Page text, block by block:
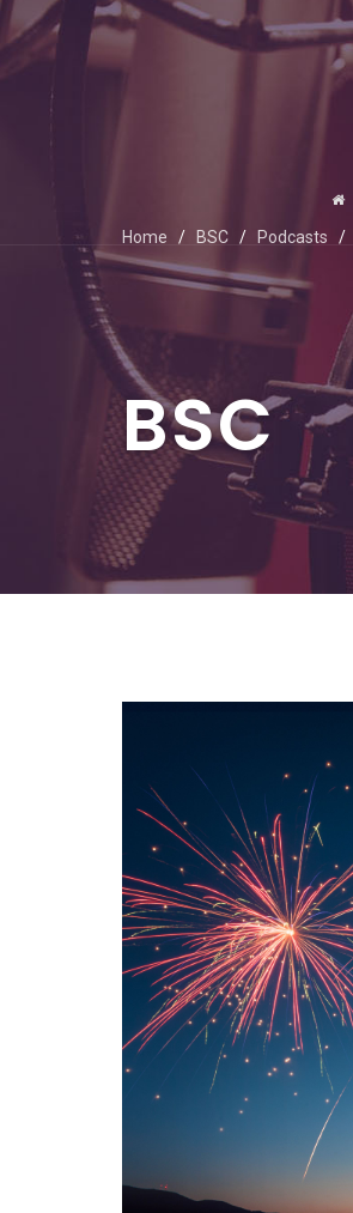
Home BSC Podcasts
BSC